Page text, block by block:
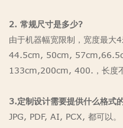
2. 常规尺寸是多少?
由于机器幅宽限制，宽度最
44.5cm, 50cm,
133cm,200cm, 400.，长度不
3.定制设计需要提供什么格式
JPG, PDF, AI, PCX, 都可以。